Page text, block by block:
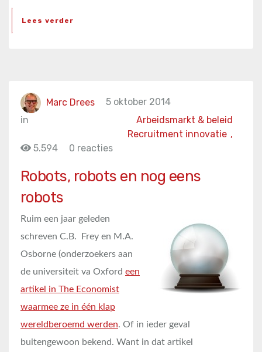
Lees verder
Marc Drees
5 oktober 2014
in
Arbeidsmarkt & beleid
Recruitment innovatie ,
5.594
0 reacties
Robots, robots en nog eens
robots
Ruim een jaar geleden
schreven C.B. Frey en M.A.
Osborne (onderzoekers aan
de universiteit va Oxford een
artikel in The Economist
waarmee ze in één klap
wereldberoemd werden. Of in ieder geval
buitengewoon bekend. Want in dat artikel